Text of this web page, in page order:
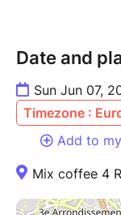
Date and
Sun Jun 07,
Timezone :
Add to
Mix coffee 4